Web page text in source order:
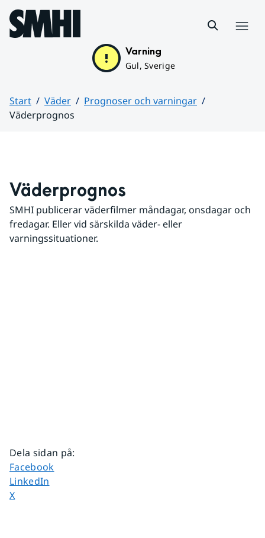
Hoppa till sidans innehåll
Varning
Gul, Sverige
Start Väder
Prognoser och varningar
Väderprognos
Väderprognos
SMHI publicerar väderfilmer måndagar, onsdagar och
fredagar. Eller vid särskilda väder- eller
varningssituationer.
Dela sidan på:
Dela sidan på
Facebook
Dela sidan på
LinkedIn
Dela sidan på
X